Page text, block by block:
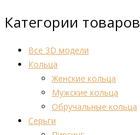
Категории товаров
Все 3D модели
Кольца
Женские кольца
Мужские кольца
Обручальные кольца
Серьги